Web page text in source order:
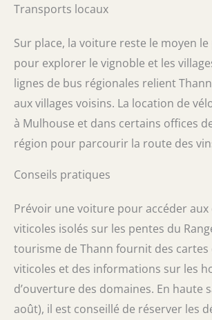
Transports locaux
Sur place, la voiture reste le moyen
pour explorer le vignoble et les
lignes de bus régionales relient
aux villages voisins. La location de
à Mulhouse et dans certains offices
région pour parcourir la route des
Conseils pratiques
Prévoir une voiture pour accéder aux
viticoles isolés sur les pentes du
tourisme de Thann fournit des cartes
viticoles et des informations sur les
d’ouverture des domaines. En haute
août), il est conseillé de réserver les